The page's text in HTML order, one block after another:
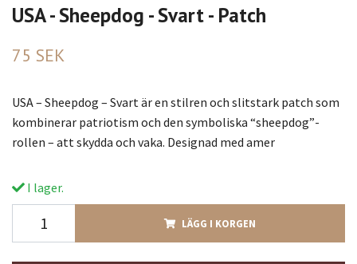
USA - Sheepdog - Svart - Patch
75 SEK
USA – Sheepdog – Svart är en stilren och slitstark patch som
kombinerar patriotism och den symboliska “sheepdog”-
rollen – att skydda och vaka. Designad med amer
I lager.
LÄGG I KORGEN